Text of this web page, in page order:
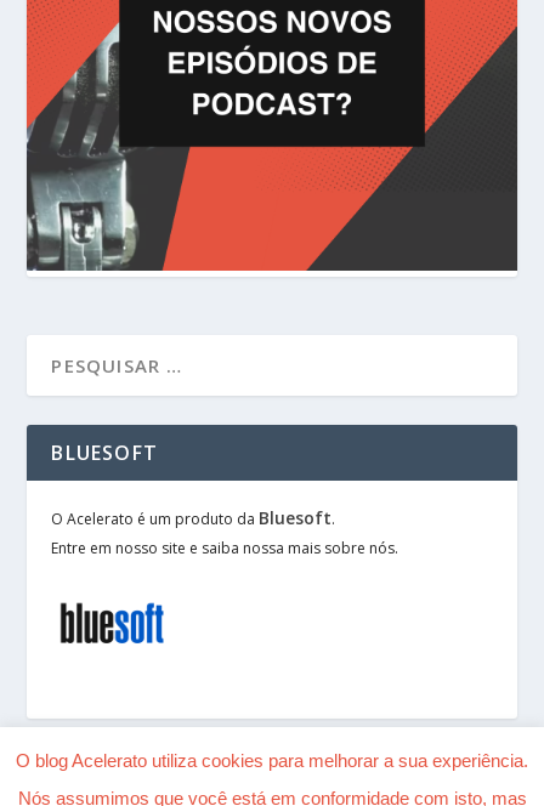
BLUESOFT
O Acelerato é um produto da Bluesoft.
Entre em nosso site e saiba nossa mais sobre nós.
O blog Acelerato utiliza cookies para melhorar a sua experiência.
Nós assumimos que você está em conformidade com isto, mas